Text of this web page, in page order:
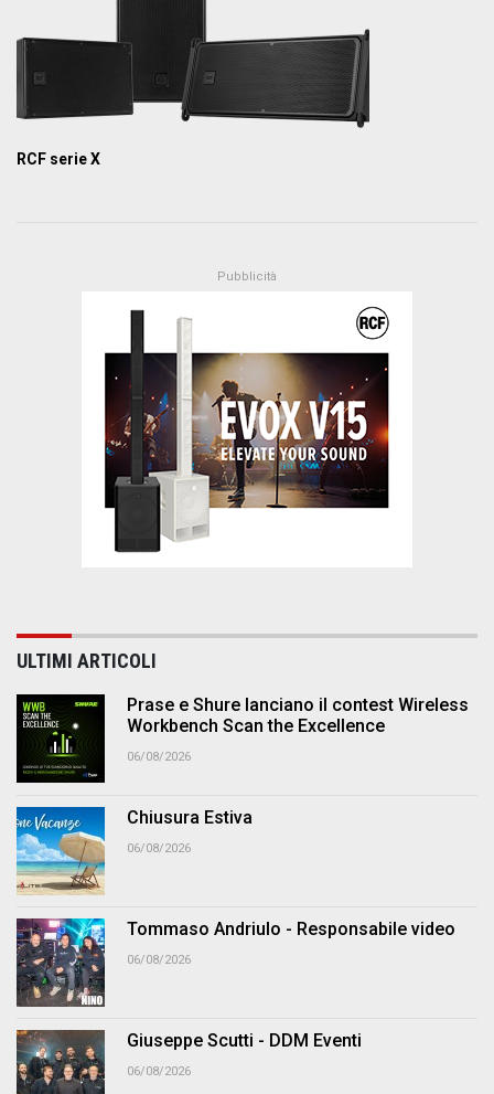
RCF serie X
ULTIMI ARTICOLI
Prase e Shure lanciano il contest Wireless
Workbench Scan the Excellence
06/08/2026
Chiusura Estiva
06/08/2026
Tommaso Andriulo - Responsabile video
06/08/2026
Giuseppe Scutti - DDM Eventi
06/08/2026